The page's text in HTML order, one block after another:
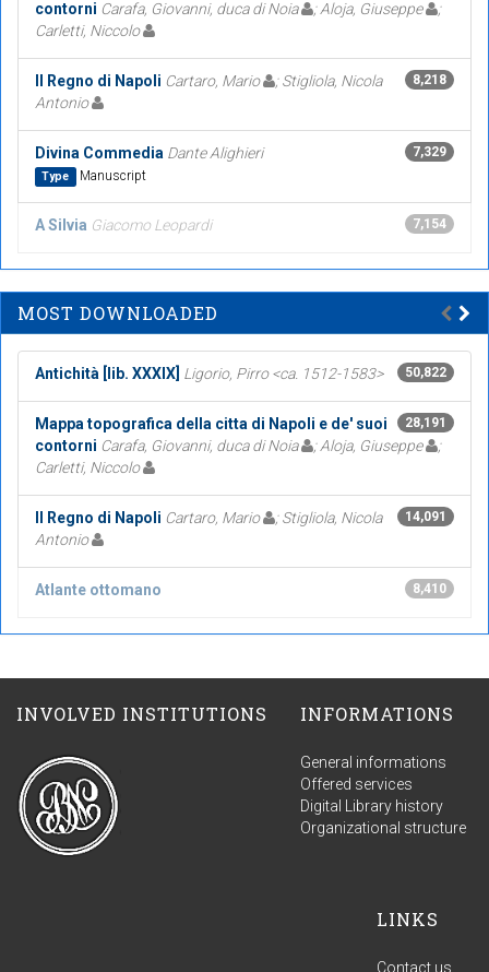
contorni Carafa, Giovanni, duca di Noia ; Aloja, Giuseppe
;
Carletti, Niccolo
8,218
Il Regno di Napoli Cartaro, Mario
; Stigliola, Nicola
Antonio
7,329
Divina Commedia Dante Alighieri
Type Manuscript
7,154
A Silvia Giacomo Leopardi
MOST DOWNLOADED
50,822
Antichità [lib. XXXIX] Ligorio, Pirro <ca. 1512-1583>
28,191
Mappa topografica della citta di Napoli e de' suoi
contorni Carafa, Giovanni, duca di Noia ; Aloja, Giuseppe
;
Carletti, Niccolo
14,091
Il Regno di Napoli Cartaro, Mario
; Stigliola, Nicola
Antonio
8,410
Atlante ottomano
INVOLVED INSTITUTIONS INFORMATIONS
General informations
Offered services
Digital Library history
Organizational structure
LINKS
Contact us